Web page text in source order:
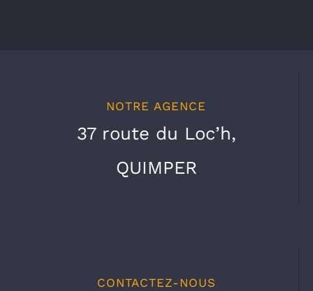
NOTRE AGENCE
37 route du Loc’h,
QUIMPER
CONTACTEZ-NOUS